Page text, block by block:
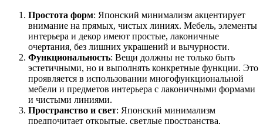
Простота форм: Японский минимализм акцентирует
внимание на прямых, чистых линиях. Мебель, элементы
интерьера и декор имеют простые, лаконичные
очертания, без лишних украшений и вычурности.
Функциональность: Вещи должны не только быть
эстетичными, но и выполнять конкретные функции. Это
проявляется в использовании многофункциональной
мебели и предметов интерьера с лаконичными формами
и чистыми линиями.
Пространство и свет: Японский минимализм
предпочитает открытые, светлые пространства,